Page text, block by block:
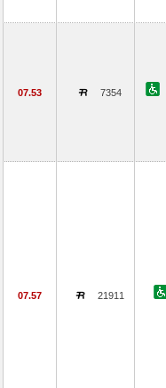
07.53 7354
07.57 21911